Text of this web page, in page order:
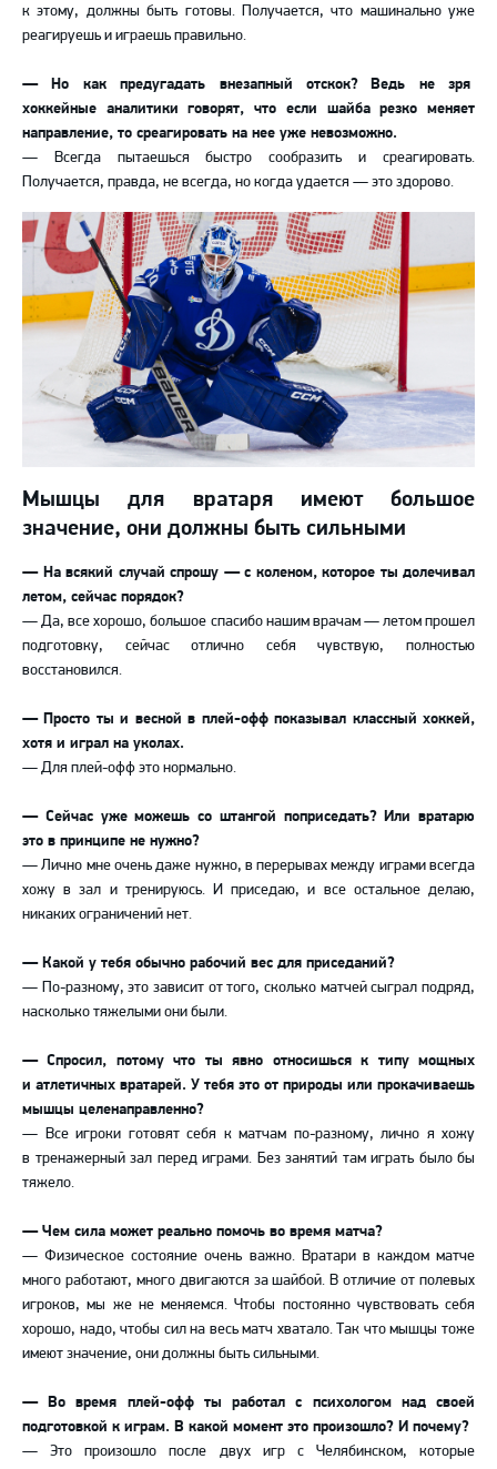
к этому, должны быть готовы. Получается, что машинально уже
реагируешь и играешь правильно.
— Но как предугадать внезапный отскок?
Ведь не зря
хоккейные аналитики говорят, что если шайба резко меняет
направление, то среагировать на нее уже невозможно.
— Всегда пытаешься быстро сообразить и среагировать.
Получается, правда, не всегда, но когда удается — это здорово.
Мышцы для вратаря имеют большое
значение, они должны быть сильными
— На всякий случай спрошу — с коленом, которое ты долечивал
летом, сейчас порядок?
— Да, все хорошо, большое спасибо нашим врачам — летом прошел
подготовку, сейчас отлично себя чувствую, полностью
восстановился.
— Просто ты и весной в плей-офф показывал классный хоккей,
хотя и играл на уколах.
— Для плей-офф это нормально.
— Сейчас уже можешь со штангой поприседать? Или вратарю
это в принципе не нужно?
— Лично мне очень даже нужно, в перерывах между играми всегда
хожу в зал и тренируюсь. И приседаю, и все остальное делаю,
никаких ограничений нет.
— Какой у тебя обычно рабочий вес для приседаний?
— По-разному, это зависит от того, сколько матчей сыграл подряд,
насколько тяжелыми они были.
— Спросил, потому что ты явно относишься к типу мощных
и атлетичных вратарей. У тебя это от природы или прокачиваешь
мышцы целенаправленно?
— Все игроки готовят себя к матчам по-разному, лично я хожу
в тренажерный зал перед играми. Без занятий там играть было бы
тяжело.
— Чем сила может реально помочь во время матча?
— Физическое состояние очень важно. Вратари в каждом матче
много работают, много двигаются за шайбой. В отличие от полевых
игроков, мы же не меняемся. Чтобы постоянно чувствовать себя
хорошо, надо, чтобы сил на весь матч хватало. Так что мышцы тоже
имеют значение, они должны быть сильными.
— Во время плей-офф ты работал с психологом над своей
подготовкой к играм. В какой момент это произошло? И почему?
— Это произошло после двух игр с Челябинском, которые